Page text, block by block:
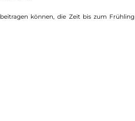
können, die Zeit bis zum Frühling